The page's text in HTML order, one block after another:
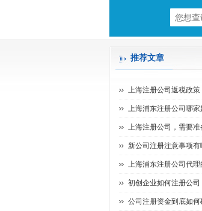
推荐文章
上海注册公司返税政策
上海浦东注册公司哪家
上海注册公司，需要准
新公司注册注意事项有
上海浦东注册公司代理
初创企业如何注册公司
公司注册资金到底如何